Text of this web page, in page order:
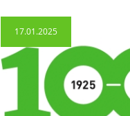
17.01.2025